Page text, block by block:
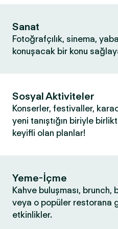
Sanat
Fotoğrafçılık, sinema,
konuşacak bir konu
Sosyal Aktiviteler
Konserler, festivaller,
yeni tanıştığın biriyle
keyifli olan planlar!
Yeme-İçme
Kahve buluşması,
veya o popüler restorana
etkinlikler.